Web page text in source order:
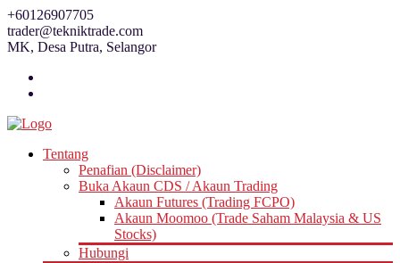
Skip
to
content
+60126907705
trader@tekniktrade.com
MK, Desa Putra, Selangor
Tentang
Penafian (Disclaimer)
Buka Akaun CDS / Akaun Trading
Akaun Futures (Trading FCPO)
Akaun Moomoo (Trade Saham Malaysia & US
Stocks)
Hubungi